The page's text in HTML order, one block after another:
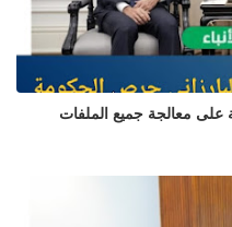
على معالجة جميع الملفات